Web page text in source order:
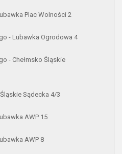
Plac Wolności 2
- Lubawka Ogrodowa 4
- Chełmsko Śląskie
Sądecka 4/3
AWP 15
AWP 8